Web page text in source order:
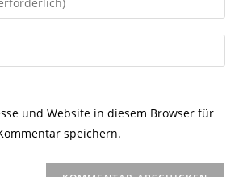
und Website in diesem Browser für
speichern.